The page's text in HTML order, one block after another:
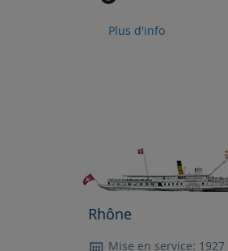
Plus d'info
Rhône
Mise en service: 1927